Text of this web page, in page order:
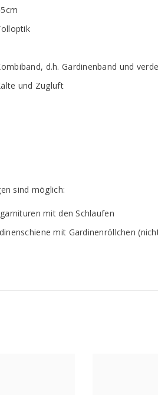
d.h. Gardinenband und
und Zugluft
sind möglich:
mit den Schlaufen
mit Gardinenröllchen